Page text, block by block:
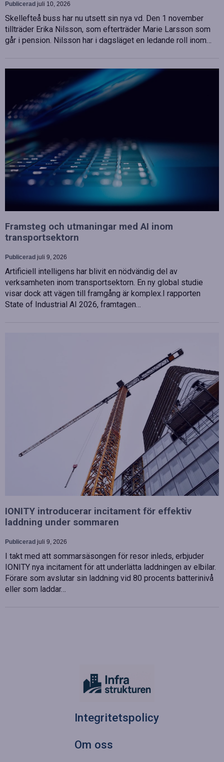
Publicerad juli 10, 2026
Skellefteå buss har nu utsett sin nya vd. Den 1 november
tillträder Erika Nilsson, som efterträder Marie Larsson som
går i pension. Nilsson har i dagsläget en ledande roll inom…
Framsteg och utmaningar med AI inom
transportsektorn
Publicerad juli 9, 2026
Artificiell intelligens har blivit en nödvändig del av
verksamheten inom transportsektorn. En ny global studie
visar dock att vägen till framgång är komplex.I rapporten
State of Industrial AI 2026, framtagen…
IONITY introducerar incitament för effektiv
laddning under sommaren
Publicerad juli 9, 2026
I takt med att sommarsäsongen för resor inleds, erbjuder
IONITY nya incitament för att underlätta laddningen av elbilar.
Förare som avslutar sin laddning vid 80 procents batterinivå
eller som laddar…
Integritetspolicy
Om oss